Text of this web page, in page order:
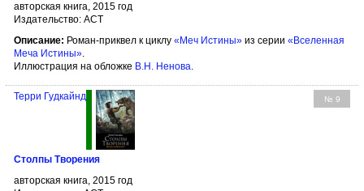
авторская книга, 2015 год
Издательство: АСТ
Описание: Роман-приквел к циклу «Меч Истины» из серии «Вселенная
Меча Истины».
Иллюстрация на обложке В.Н. Ненова.
№ 9
Терри Гудкайнд
Столпы Творения
авторская книга, 2015 год